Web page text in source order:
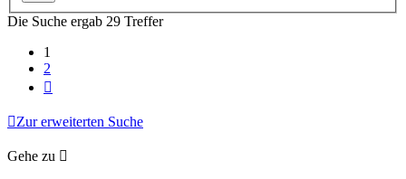
Die Suche ergab 29 Treffer
1
2
Zur erweiterten Suche
Gehe zu